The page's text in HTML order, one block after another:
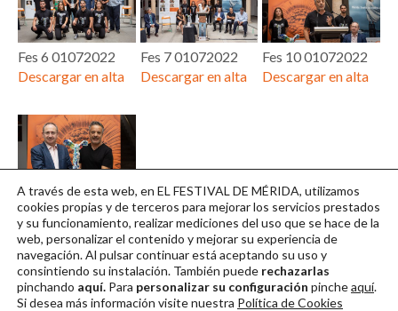
Fes 6 01072022
Descargar en alta
Fes 7 01072022
Descargar en alta
Fes 10 01072022
Descargar en alta
Fes 12 01072022
Descargar en alta
A través de esta web, en EL FESTIVAL DE MÉRIDA, utilizamos
cookies propias y de terceros para mejorar los servicios prestados
y su funcionamiento, realizar mediciones del uso que se hace de la
web, personalizar el contenido y mejorar su experiencia de
navegación. Al pulsar continuarestá aceptando su uso y
consintiendo su instalación. También puede rechazarlas
pinchando aquí. Para personalizar su configuración pincheaquí.
Si desea más información visite nuestra Política de Cookies